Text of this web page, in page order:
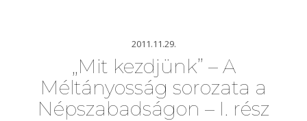
2011.11.29.
„Mit kezdjünk” – A
Méltányosság sorozata a
Népszabadságon – I. rész